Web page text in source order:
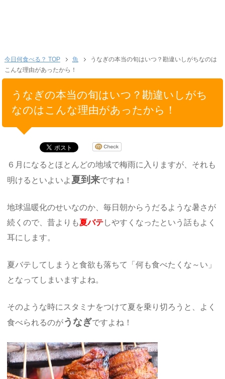
今日何食べる？ TOP 魚
うなぎの本当の旬はいつ？勘違いしがちなのは
こんな理由があったから！
うなぎの本当の旬はいつ？勘違いしがち
なのはこんな理由があったから！
６月になるとほとんどの地域で梅雨に入りますが、それも
明けるといよいよ 夏到来ですね！
地球温暖化のせいなのか、毎日朝からうだるような暑さが
続くので、昔よりも夏バテしやすくなったという話もよく
耳にします。
夏バテしてしまうと食欲も落ちて「何も食べたくな～い」
となってしまいますよね。
そのような時にスタミナをつけて夏を乗り切ろうと、よく
食べられるのがうなぎですよね！